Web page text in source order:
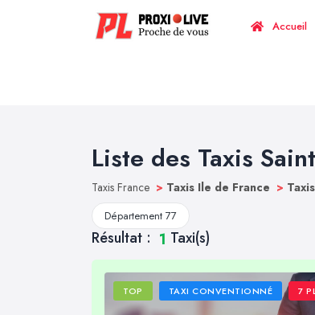
Accueil
Liste des Taxis
Taxis France > Taxis Ile de France >
Département 77
Résultat : 1 Taxi(s)
TOP TAXI CONVENTIONNÉ 7